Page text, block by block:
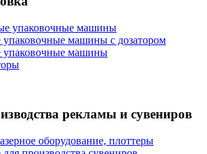
упаковочные машины
упаковочные машины с дозатором
упаковочные машины
рекламы и сувениров
оборудование, плоттеры